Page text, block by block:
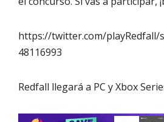
https://twitter.com/playRedfall/
48116993
Redfall llegará a PC y Xbox